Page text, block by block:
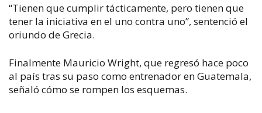
“Tienen que cumplir tácticamente, pero tienen que
tener la iniciativa en el uno contra uno”, sentenció el
oriundo de Grecia.
Finalmente Mauricio Wright, que regresó hace poco
al país tras su paso como entrenador en Guatemala,
señaló cómo se rompen los esquemas.